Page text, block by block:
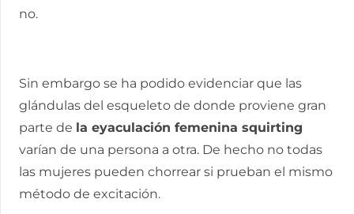
no.
Sin embargo se ha podido evidenciar que las
glándulas del esqueleto de donde proviene gran
parte de la eyaculación femenina squirting
varían de una persona a otra. De hecho no todas
las mujeres pueden chorrear si prueban el mismo
método de excitación.